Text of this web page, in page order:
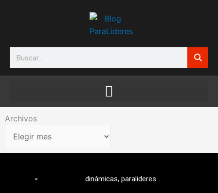
Search
Archivos
Archivos
dinámicas, paralideres